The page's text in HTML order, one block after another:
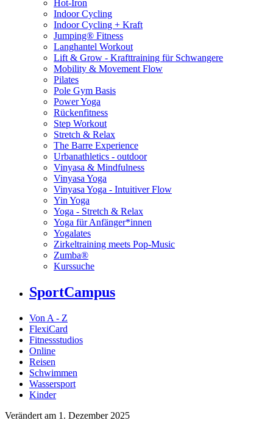
Hot-Iron
Indoor Cycling
Indoor Cycling + Kraft
Jumping® Fitness
Langhantel Workout
Lift & Grow - Krafttraining für Schwangere
Mobility & Movement Flow
Pilates
Pole Gym Basis
Power Yoga
Rückenfitness
Step Workout
Stretch & Relax
The Barre Experience
Urbanathletics - outdoor
Vinyasa & Mindfulness
Vinyasa Yoga
Vinyasa Yoga - Intuitiver Flow
Yin Yoga
Yoga - Stretch & Relax
Yoga für Anfänger*innen
Yogalates
Zirkeltraining meets Pop-Music
Zumba®
Kurssuche
SportCampus
Von A - Z
FlexiCard
Fitnessstudios
Online
Reisen
Schwimmen
Wassersport
Kinder
Verändert am 1. Dezember 2025